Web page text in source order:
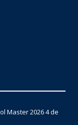
Master 20264 de